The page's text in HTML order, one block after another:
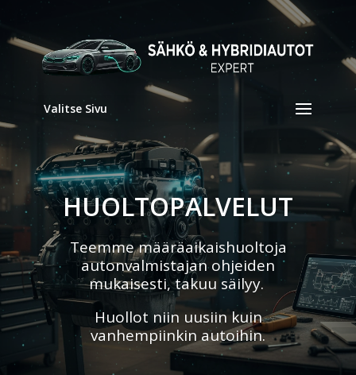
Valitse Sivu
HUOLTOPALVELUT
Teemme määräaikaishuoltoja
autonvalmistajan ohjeiden
mukaisesti, takuu säilyy.
Huollot niin uusiin kuin
vanhempiinkin autoihin.